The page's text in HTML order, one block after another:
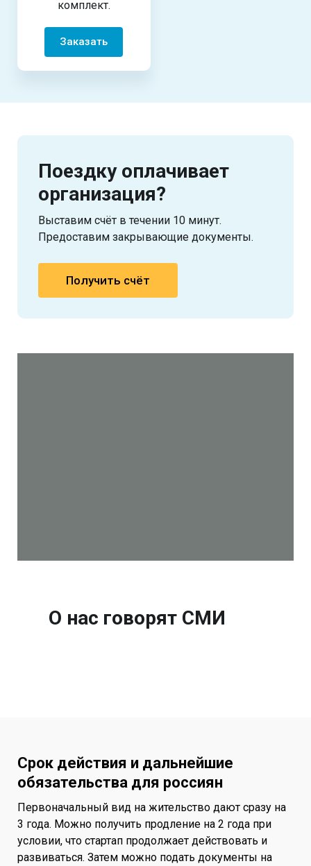
комплект.
Заказать
Поездку оплачивает
организация?
Выставим счёт в течении 10 минут.
Предоставим закрывающие документы.
Получить счёт
О нас говорят СМИ
Срок действия и дальнейшие
обязательства для россиян
Первоначальный вид на жительство дают сразу на
3 года. Можно получить продление на 2 года при
условии, что стартап продолжает действовать и
развиваться. Затем можно подать документы на